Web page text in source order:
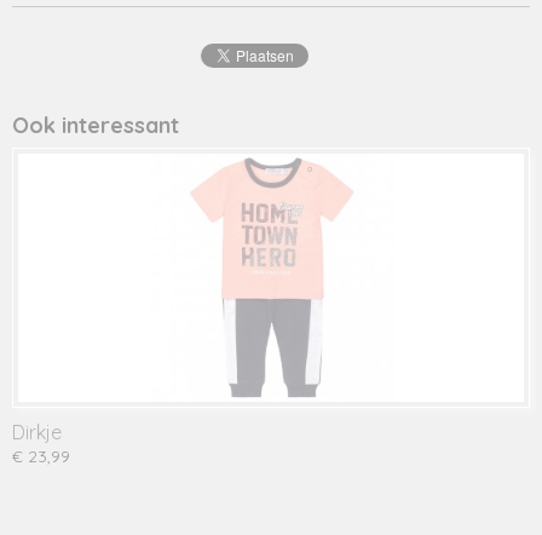
Productcode leverancier
Ook interessant
Dirkje
€ 23,99